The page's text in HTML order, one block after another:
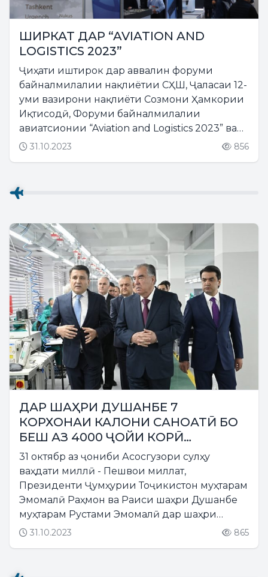
ШИРКАТ ДАР “AVIATION AND
LOGISTICS 2023”
Ҷиҳати иштирок дар аввалин форуми
байналмилалии нақлиётии СҲШ, Ҷаласаи 12-
уми вазирони нақлиёти Созмони Ҳамкории
Иқтисодӣ, Форуми байналмилалии
авиатсионии “Aviation and Logistics 2023” ва
Намоишгоҳи 19-уми байналмилалии
31.10.2023 856
ДАР ШАҲРИ ДУШАНБЕ 7
КОРХОНАИ КАЛОНИ САНОАТӢ БО
БЕШ АЗ 4000 ҶОЙИ КОРӢ
МАВРИДИ ИСТИФОДА ҚАРОР ДОДА
ШУД
31 октябр аз ҷониби Асосгузори сулҳу
ваҳдати миллӣ - Пешвои миллат,
Президенти Ҷумҳурии Тоҷикистон муҳтарам
Эмомалӣ Раҳмон ва Раиси шаҳри Душанбе
муҳтарам Рустами Эмомалӣ дар шаҳри
Душанбе ба хотири истиқболи сазовор аз
31.10.2023 865